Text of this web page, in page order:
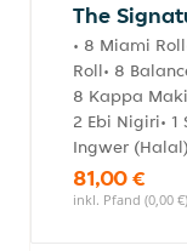
The
• 8 Miami
Roll• 8
8 Kappa
2 Ebi Nigiri• 1
Ingwer (Halal)
81,00 €
inkl. Pfand (0,00 €)